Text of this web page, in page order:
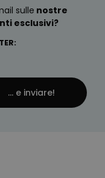
sulle nostre
esclusivi?
:
... e inviare!